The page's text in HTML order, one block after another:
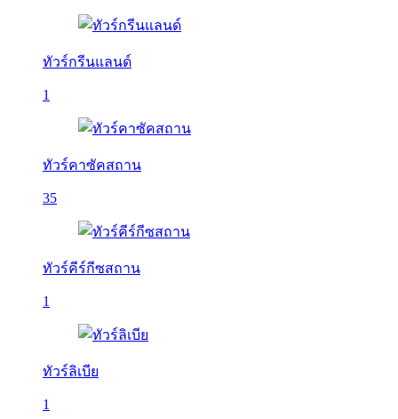
ทัวร์กรีนแลนด์
1
ทัวร์คาซัคสถาน
35
ทัวร์คีร์กีซสถาน
1
ทัวร์ลิเบีย
1